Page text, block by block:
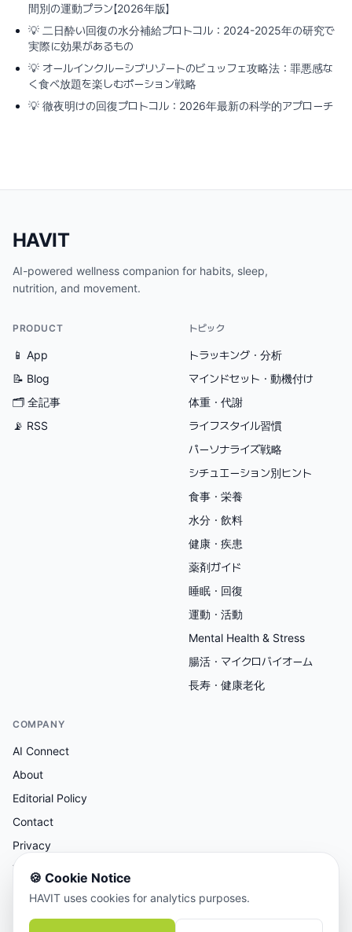
間別の運動プラン【2026年版】
💡 二日酔い回復の水分補給プロトコル：2024-2025年の研究で
実際に効果があるもの
💡 オールインクルーシブリゾートのビュッフェ攻略法：罪悪感な
く食べ放題を楽しむポーション戦略
💡 徹夜明けの回復プロトコル：2026年最新の科学的アプローチ
HAVIT
AI-powered wellness companion for habits, sleep,
nutrition, and movement.
PRODUCT
📱 App
📝 Blog
🗂 全記事
📡 RSS
トピック
トラッキング・分析
マインドセット・動機付け
体重・代謝
ライフスタイル習慣
パーソナライズ戦略
シチュエーション別ヒント
食事・栄養
水分・飲料
健康・疾患
薬剤ガイド
睡眠・回復
運動・活動
Mental Health & Stress
腸活・マイクロバイオーム
長寿・健康老化
COMPANY
AI Connect
About
Editorial Policy
Contact
Privacy
Terms
AI支援リサーチ、人間による編集レビュー。
🍪 Cookie Notice
HAVIT uses cookies for analytics purposes.